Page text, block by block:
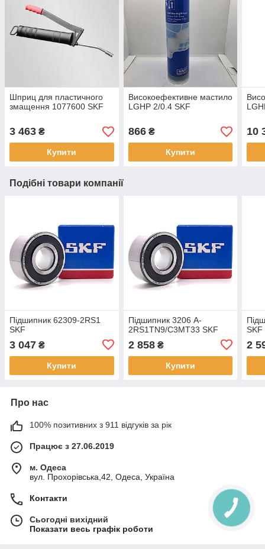
Шприц для пластичного
змащення 1077600 SKF
3 463 ₴
Купити
Високоефективне мастило
LGHP 2/0.4 SKF
866₴
Купити
10
Подібні товари компанії
Підшипник 62309-2RS1
SKF
3 047 ₴
Купити
Підшипник 3206 A-
2RS1TN9/C3MT33 SKF
2 858₴
Купити
SKF
2
Про нас
100% позитивних з 911 відгуків за рік
Працює з 27.06.2019
м. Одеса
вул. Прохорівська,42, Одеса, Україна
Контакти
Сьогодні вихідний
Показати весь графік роботи